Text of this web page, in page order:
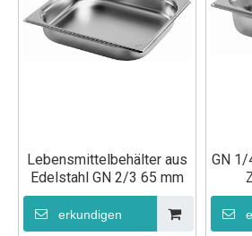
Lebensmittelbehälter aus
Edelstahl GN 2/3 65 mm
erkundigen
GN 1/